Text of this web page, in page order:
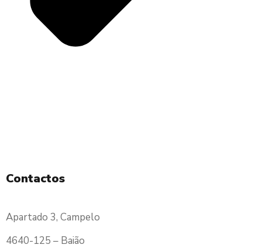
Contactos
Apartado 3, Campelo
4640-125 – Baião